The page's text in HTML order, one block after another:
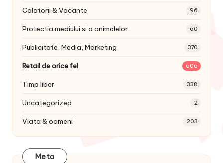
Calatorii & Vacante 96
Protectia mediului si a animalelor 60
Publicitate, Media, Marketing 370
Retail de orice fel 606
Timp liber 338
Uncategorized 2
Viata & oameni 203
Meta